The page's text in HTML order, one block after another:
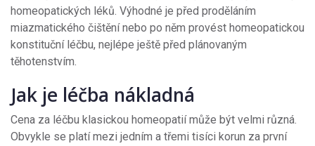
homeopatických léků. Výhodné je před proděláním
miazmatického čištění nebo po něm provést homeopatickou
konstituční léčbu, nejlépe ještě před plánovaným
těhotenstvím.
Jak je léčba nákladná
Cena za léčbu klasickou homeopatií může být velmi různá.
Obvykle se platí mezi jedním a třemi tisíci korun za první